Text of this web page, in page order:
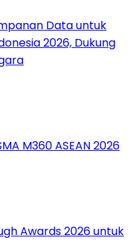
Data untuk
2026, Dukung
M360 ASEAN 2026
Awards 2026 untuk